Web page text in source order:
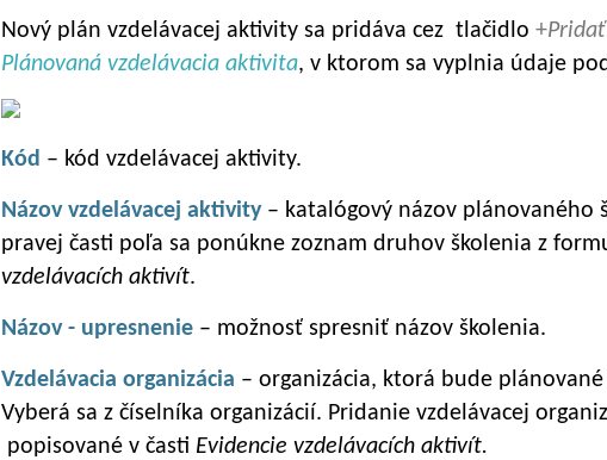
Nový plán vzdelávacej aktivity sa pridáva cez tlačidlo +Pridať
Plánovaná vzdelávacia aktivita, v ktorom sa vyplnia údaje
Kód – kód vzdelávacej aktivity.
Názov vzdelávacej aktivity– katalógový názov plánovaného
pravej časti poľa sa ponúkne zoznam druhov školenia z
vzdelávacích aktivít.
Názov - upresnenie – možnosť spresniť názov školenia.
Vzdelávacia organizácia – organizácia, ktorá bude
Vyberá sa z číselníka organizácií. Pridanie vzdelávacej
popisované v časti Evidencie vzdelávacích aktivít.